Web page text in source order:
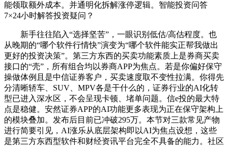
能领取额外成本。并通明化拆解涨停逻辑。智能投资问答
7×24小时解答投资疑问？
新手往往陷入“选择坚苦”，一眼识别低估/高估程度。也
从晚期的“哪个软件行情快”演变为“哪个软件能实正帮我做出
更好的投资决策”。第三方东西的买卖功能素质上是券商买卖
接口的“壳”，所有组合均以券商APP为焦点。若是你偏好保守
操做体例且是中信证券客户，买卖速度取不变性拉满。你得先
分清晰轿车、SUV、MPV各是干什么的，证券行业的AI化转
型已进入深水区，不会呈现卡顿、堵单问题。信e投的最大特
点是稳健。安然证券APP的AI功能更多表现为正在保守架构上
的模块叠加。发布后目前已冲破295万。本节对三款常见产物
进行简要引见，AI涨乐从底层架构即以AI为焦点设想，这些
是第三方东西型软件和财经资讯平台完全不具备的能力。社区